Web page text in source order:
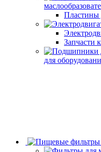
Пластины
Запчасти
для